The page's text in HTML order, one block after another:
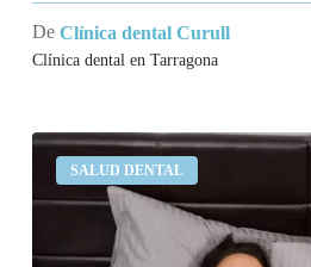
De Clínica dental Curull
Clínica dental en Tarragona
SALUD DENTAL
¿Por
qué
roncamos?